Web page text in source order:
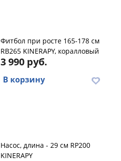
Фитбол при росте 165-178 см
RB265 KINERAPY, коралловый
3 990 руб.
В корзину
Насос, длина - 29 см RP200
KINERAPY